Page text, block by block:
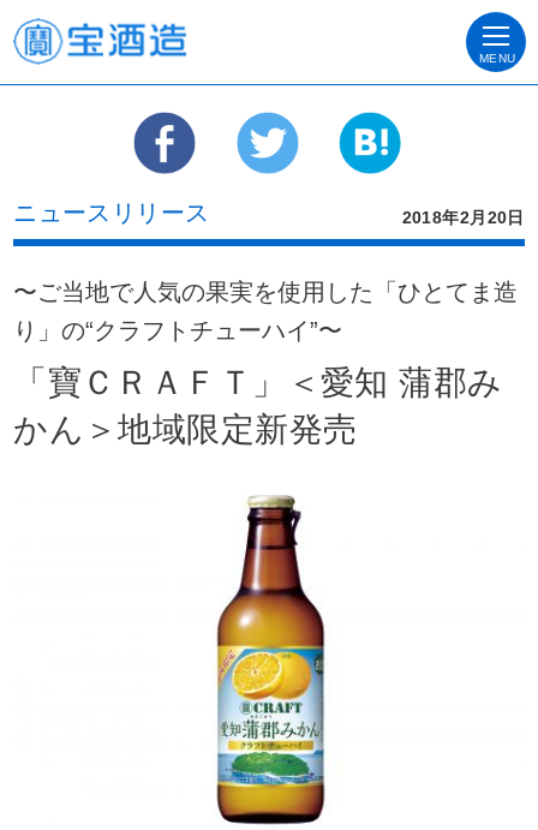
MENU
ニュースリリース 2018年2月20日
〜ご当地で人気の果実を使用した「ひとてま造
り」の“クラフトチューハイ”〜
「寶ＣＲＡＦＴ」＜愛知 蒲郡み
かん＞地域限定新発売